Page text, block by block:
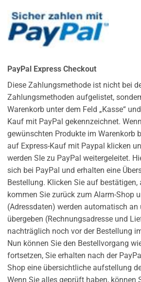
PayPal Express Checkout
Diese Zahlungsmethode ist nicht bei
Zahlungsmethoden aufgelistet,
Warenkorb unter dem Feld „Kasse“
Kauf mit PayPal gekennzeichnet.
gewünschten Produkte im Warenkorb
auf Express-Kauf mit Paypal klicken
werden SIe zu PayPal weitergeleitet.
sich bei PayPal und erhalten eine
Bestellung. Klicken Sie auf bestätigen,
kommen Sie zurück zum Alarm-Shop
(Adressdaten) werden automatisch an
übergeben (Rechnungsadresse und
nachträglich noch vor der Bestellung
Nun können Sie den Bestellvorgang
fortsetzen, Sie erhalten nach der
Shop eine übersichtliche aufstellung
Wenn Sie alles geprüft haben, können